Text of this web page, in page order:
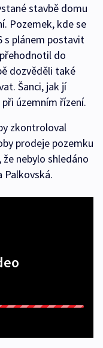
stavbě domu
Pozemek, kde se
s plánem postavit
do
dozvěděli také
Šanci, jak jí
územním řízení.
zkontroloval
prodeje pozemku
nebylo shledáno
Palkovská.